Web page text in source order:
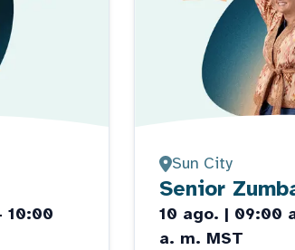
10:00
Sun City
Senior
10 ago. | 09:00
a. m. MST